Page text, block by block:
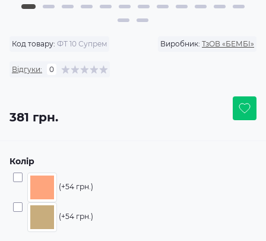
Код товару: ФТ 10 Супрем Виробник: ТзОВ «БЕМБІ»
Відгуки: 0
381 грн.
Колір
(+54 грн.)
(+54 грн.)